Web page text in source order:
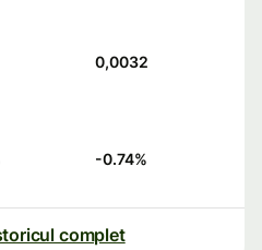
0,0032
-0.74%
complet